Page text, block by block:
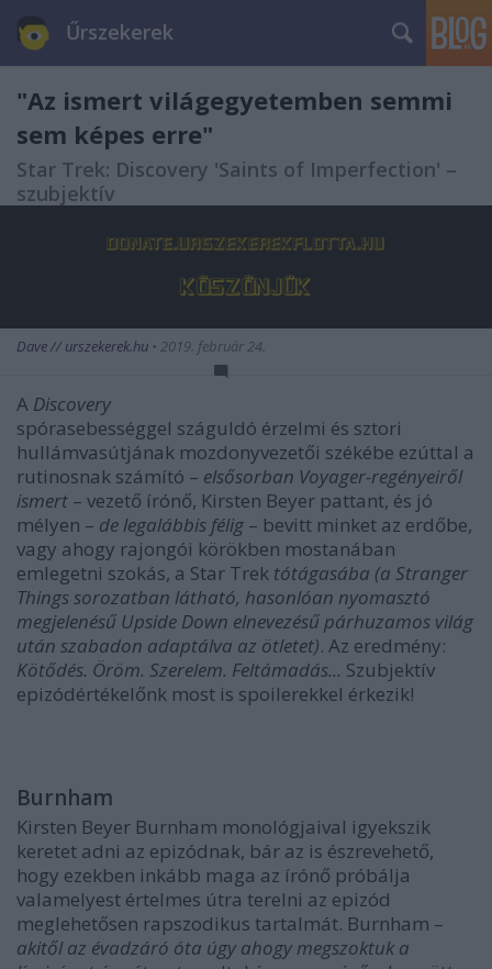
Űrszekerek
"Az ismert világegyetemben semmi
sem képes erre"
Star Trek: Discovery 'Saints of Imperfection' –
szubjektív
Dave // urszekerek.hu • 2019. február 24.
A Discovery
spórasebességgel száguldó érzelmi és sztori
hullámvasútjának mozdonyvezetői székébe ezúttal a
rutinosnak számító – elsősorban Voyager-regényeiről
ismert – vezető írónő, Kirsten Beyer pattant, és jó
mélyen – de legalábbis félig – bevitt minket az erdőbe,
vagy ahogy rajongói körökben mostanában
emlegetni szokás, a Star Trek tótágasába (a Stranger
Things sorozatban látható, hasonlóan nyomasztó
megjelenésű Upside Down elnevezésű párhuzamos világ
után szabadon adaptálva az ötletet). Az eredmény:
Kötődés. Öröm. Szerelem. Feltámadás... Szubjektív
epizódértékelőnk most is spoilerekkel érkezik!
Burnham
Kirsten Beyer Burnham monológjaival igyekszik
keretet adni az epizódnak, bár az is észrevehető,
hogy ezekben inkább maga az írónő próbálja
valamelyest értelmes útra terelni az epizód
meglehetősen rapszodikus tartalmát. Burnham –
akitől az évadzáró óta úgy ahogy megszoktuk a